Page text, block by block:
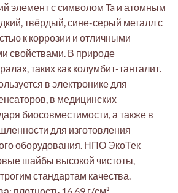
элемент с символом Ta и атомным
твёрдый, сине-серый металл с
к коррозии и отличными
свойствами. В природе
таких как колумбит-танталит.
в электронике для
в медицинских
биосовместимости, а также в
для изготовления
оборудования. НПО ЭкоТек
шайбы высокой чистоты,
стандартам качества.